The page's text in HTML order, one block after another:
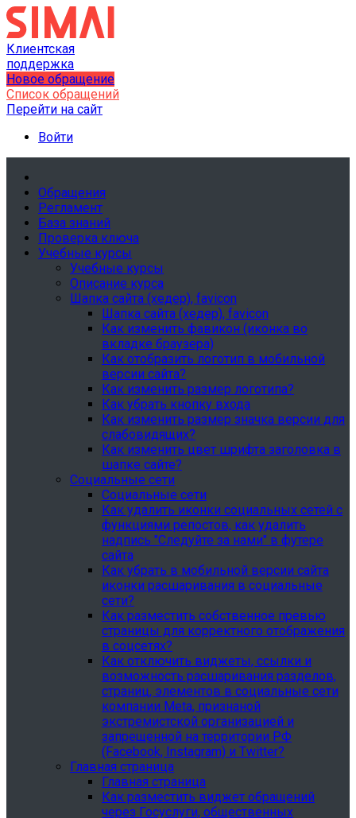
Клиентская
поддержка
Новое обращение
Список обращений
Перейти на сайт
Войти
Обращения
Регламент
База знаний
Проверка ключа
Учебные курсы
Учебные курсы
Описание курса
Шапка сайта (хедер), favicon
Шапка сайта (хедер), favicon
Как изменить фавикон (иконка во
вкладке браузера)
Как отобразить логотип в мобильной
версии сайта?
Как изменить размер логотипа?
Как убрать кнопку входа
Как изменить размер значка версии для
слабовидящих?
Как изменить цвет шрифта заголовка в
шапке сайте?
Социальные сети
Социальные сети
Как удалить иконки социальных сетей с
функциями репостов, как удалить
надпись "Следуйте за нами" в футере
сайта
Как убрать в мобильной версии сайта
иконки расшаривания в социальные
сети?
Как разместить собственное превью
страницы для корректного отображения
в соцсетях?
Как отключить виджеты, ссылки и
возможность расшаривания разделов,
страниц, элементов в социальные сети
компании Meta, признаной
экстремистской организацией и
запрещенной на территории РФ
(Facebook, Instagram) и Twitter?
Главная страница
Главная страница
Как разместить виджет обращений
через Госуслуги, общественных